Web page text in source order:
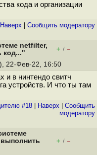
кода и организации
Наверх Cообщить модератору
netfilter,
код..."
+ / –
22-Фев-22, 16:50
и в нинтендо свитч
устройств. И что ты там
#18 Наверх
Cообщить
модератору
+ / –